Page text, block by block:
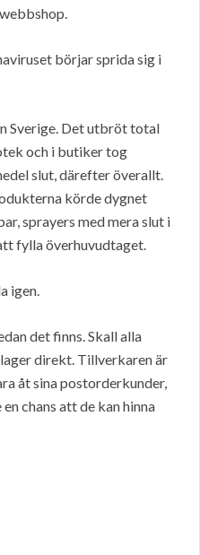
börjar sprida sig i
Sverige. Det utbröt total
och i butiker tog
slut, därefter överallt.
körde dygnet
sprayers med mera slut i
fylla överhuvudtaget.
igen.
det finns. Skall alla
direkt. Tillverkaren är
åt sina postorderkunder,
chans att de kan hinna